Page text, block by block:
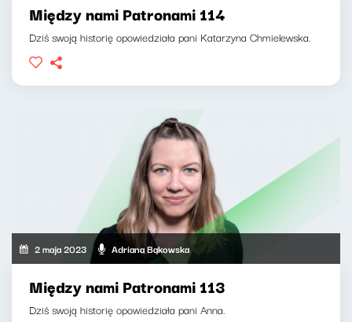
Między nami Patronami 114
Dziś swoją historię opowiedziała pani Katarzyna Chmielewska.
2 maja 2023 Adriana Bąkowska
Między nami Patronami 113
Dziś swoją historię opowiedziała pani Anna.